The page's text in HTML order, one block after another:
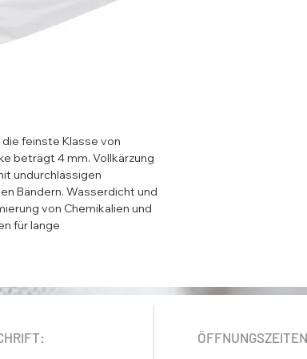
feinste Klasse von
beträgt 4 mm. Vollkärzung
undurchlässigen
Bändern. Wasserdicht und
von Chemikalien und
für lange
ÖFFNUNGSZEITEN